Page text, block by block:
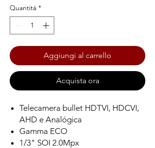
Quantità *
Aggiungi al carrello
Acquista ora
Telecamera bullet HDTVI, HDCVI,
AHD e Analógica
Gamma ECO
1/3" SOI 2.0Mpx